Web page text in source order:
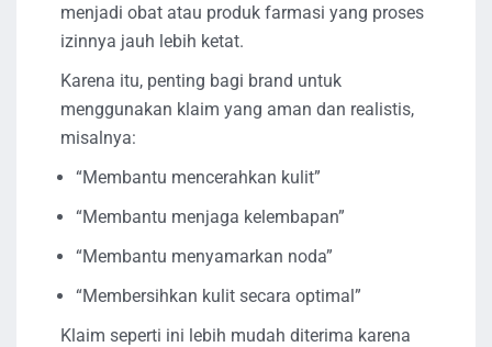
menjadi obat atau produk farmasi yang proses
izinnya jauh lebih ketat.
Karena itu, penting bagi brand untuk
menggunakan klaim yang aman dan realistis,
misalnya:
“Membantu mencerahkan kulit”
“Membantu menjaga kelembapan”
“Membantu menyamarkan noda”
“Membersihkan kulit secara optimal”
Klaim seperti ini lebih mudah diterima karena